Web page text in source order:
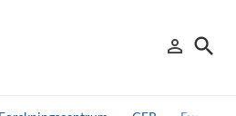
person_outline
Logga in
search
Sök